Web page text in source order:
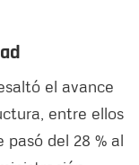
el avance
entre ellos
pasó del 28 % al